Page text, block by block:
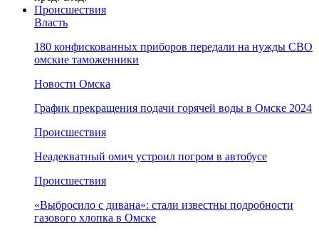
Происшествия
Власть
180 конфискованных приборов передали на нужды СВО
омские таможенники
Новости Омска
График прекращения подачи горячей воды в Омске 2024
Происшествия
Неадекватный омич устроил погром в автобусе
Происшествия
«Выбросило с дивана»: стали известны подробности
газового хлопка в Омске